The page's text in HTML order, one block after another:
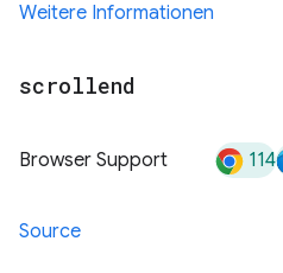
Weitere Informationen
scrollend
Browser Support 114
Source